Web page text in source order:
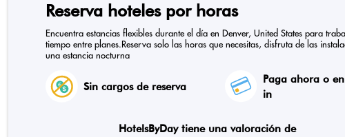
Reserva hoteles por horas
Encuentra estancias flexibles durante el día en Denver, United States para
tiempo entre planes.Reserva solo las horas que necesitas, disfruta de las
una estancia nocturna
Sin cargos de reserva
Paga ahora o
in
HotelsByDay tiene una valoración de